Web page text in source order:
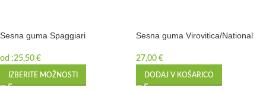
Sesna guma Spaggiari
od :25,50 €
IZBERITE MOŽNOSTI
Sesna guma Virovitica/National
27,00 €
DODAJ V KOŠARICO